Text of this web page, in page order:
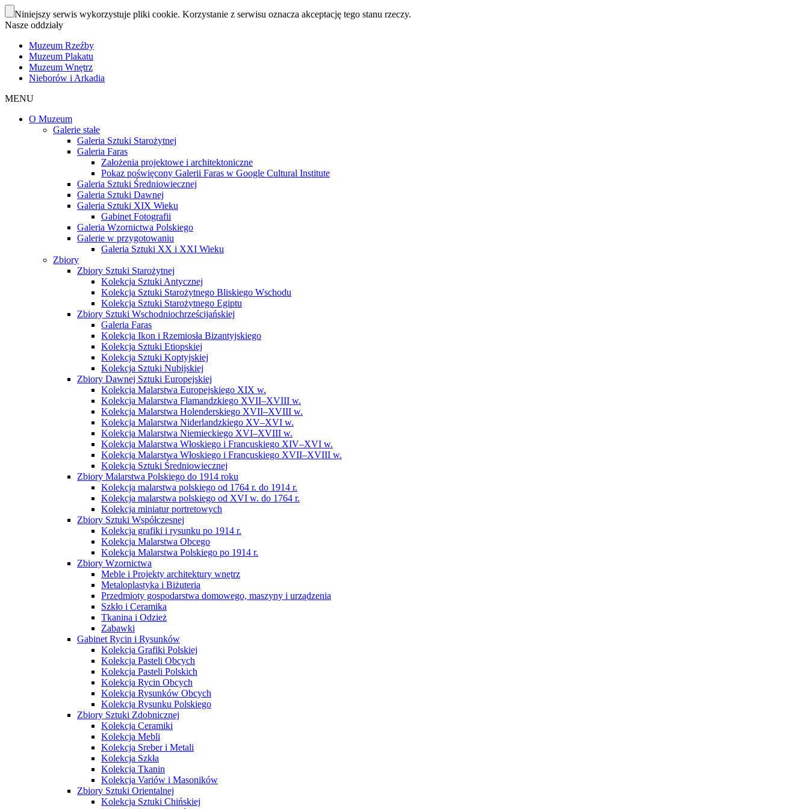
Niniejszy serwis wykorzystuje pliki cookie. Korzystanie z serwisu oznacza akceptację tego stanu rzeczy.
Nasze oddziały
Muzeum Rzeźby
Muzeum Plakatu
Muzeum Wnętrz
Nieborów i Arkadia
MENU
O Muzeum
Galerie stałe
Galeria Sztuki Starożytnej
Galeria Faras
Założenia projektowe i architektoniczne
Pokaz poświęcony Galerii Faras w Google Cultural Institute
Galeria Sztuki Średniowiecznej
Galeria Sztuki Dawnej
Galeria Sztuki XIX Wieku
Gabinet Fotografii
Galeria Wzornictwa Polskiego
Galerie w przygotowaniu
Galeria Sztuki XX i XXI Wieku
Zbiory
Zbiory Sztuki Starożytnej
Kolekcja Sztuki Antycznej
Kolekcja Sztuki Starożytnego Bliskiego Wschodu
Kolekcja Sztuki Starożytnego Egiptu
Zbiory Sztuki Wschodniochrześcijańskiej
Galeria Faras
Kolekcja Ikon i Rzemiosła Bizantyjskiego
Kolekcja Sztuki Etiopskiej
Kolekcja Sztuki Koptyjskiej
Kolekcja Sztuki Nubijskiej
Zbiory Dawnej Sztuki Europejskiej
Kolekcja Malarstwa Europejskiego XIX w.
Kolekcja Malarstwa Flamandzkiego XVII–XVIII w.
Kolekcja Malarstwa Holenderskiego XVII–XVIII w.
Kolekcja Malarstwa Niderlandzkiego XV–XVI w.
Kolekcja Malarstwa Niemieckiego XVI–XVIII w.
Kolekcja Malarstwa Włoskiego i Francuskiego XIV–XVI w.
Kolekcja Malarstwa Włoskiego i Francuskiego XVII–XVIII w.
Kolekcja Sztuki Średniowiecznej
Zbiory Malarstwa Polskiego do 1914 roku
Kolekcja malarstwa polskiego od 1764 r. do 1914 r.
Kolekcja malarstwa polskiego od XVI w. do 1764 r.
Kolekcja miniatur portretowych
Zbiory Sztuki Współczesnej
Kolekcja grafiki i rysunku po 1914 r.
Kolekcja Malarstwa Obcego
Kolekcja Malarstwa Polskiego po 1914 r.
Zbiory Wzornictwa
Meble i Projekty architektury wnętrz
Metaloplastyka i Biżuteria
Przedmioty gospodarstwa domowego, maszyny i urządzenia
Szkło i Ceramika
Tkanina i Odzież
Zabawki
Gabinet Rycin i Rysunków
Kolekcja Grafiki Polskiej
Kolekcja Pasteli Obcych
Kolekcja Pasteli Polskich
Kolekcja Rycin Obcych
Kolekcja Rysunków Obcych
Kolekcja Rysunku Polskiego
Zbiory Sztuki Zdobnicznej
Kolekcja Ceramiki
Kolekcja Mebli
Kolekcja Sreber i Metali
Kolekcja Szkła
Kolekcja Tkanin
Kolekcja Variów i Masoników
Zbiory Sztuki Orientalnej
Kolekcja Sztuki Chińskiej